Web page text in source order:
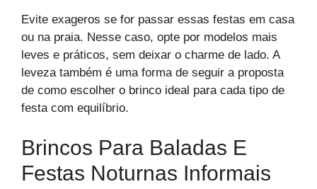
Evite exageros se for passar essas festas em casa
ou na praia. Nesse caso, opte por modelos mais
leves e práticos, sem deixar o charme de lado. A
leveza também é uma forma de seguir a proposta
de como escolher o brinco ideal para cada tipo de
festa com equilíbrio.
Brincos Para Baladas E
Festas Noturnas Informais